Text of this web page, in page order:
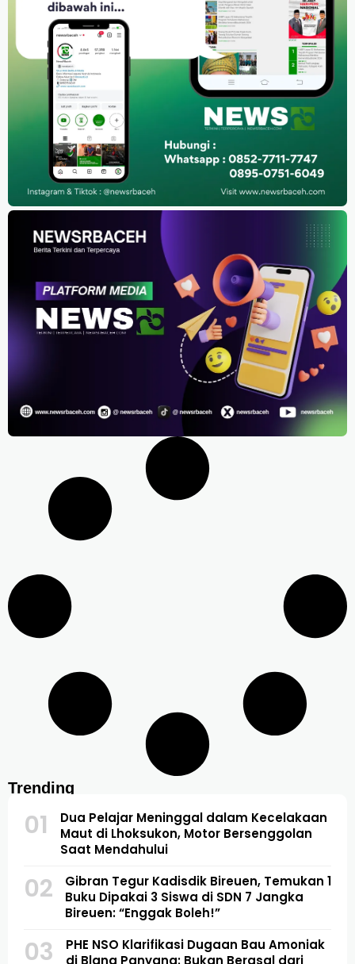
Trending
01
Dua Pelajar Meninggal dalam Kecelakaan
Maut di Lhoksukon, Motor Bersenggolan
Saat Mendahului
02
Gibran Tegur Kadisdik Bireuen, Temukan 1
Buku Dipakai 3 Siswa di SDN 7 Jangka
Bireuen: “Enggak Boleh!”
03
PHE NSO Klarifikasi Dugaan Bau Amoniak
di Blang Panyang: Bukan Berasal dari